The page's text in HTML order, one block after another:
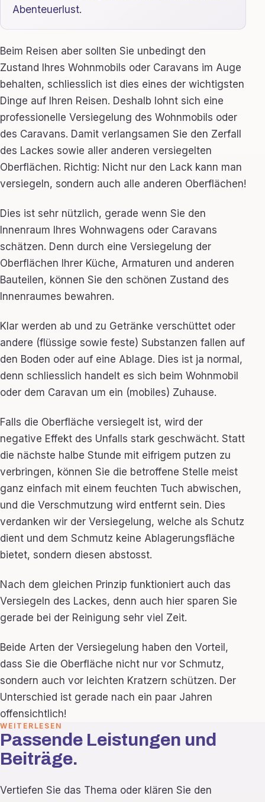
Abenteuerlust.
Beim Reisen aber sollten Sie unbedingt den
Zustand Ihres Wohnmobils oder Caravans im Auge
behalten, schliesslich ist dies eines der wichtigsten
Dinge auf Ihren Reisen. Deshalb lohnt sich eine
professionelle Versiegelung des Wohnmobils oder
des Caravans. Damit verlangsamen Sie den Zerfall
des Lackes sowie aller anderen versiegelten
Oberflächen. Richtig: Nicht nur den Lack kann man
versiegeln, sondern auch alle anderen Oberflächen!
Dies ist sehr nützlich, gerade wenn Sie den
Innenraum Ihres Wohnwagens oder Caravans
schätzen. Denn durch eine Versiegelung der
Oberflächen Ihrer Küche, Armaturen und anderen
Bauteilen, können Sie den schönen Zustand des
Innenraumes bewahren.
Klar werden ab und zu Getränke verschüttet oder
andere (flüssige sowie feste) Substanzen fallen auf
den Boden oder auf eine Ablage. Dies ist ja normal,
denn schliesslich handelt es sich beim Wohnmobil
oder dem Caravan um ein (mobiles) Zuhause.
Falls die Oberfläche versiegelt ist, wird der
negative Effekt des Unfalls stark geschwächt. Statt
die nächste halbe Stunde mit eifrigem putzen zu
verbringen, können Sie die betroffene Stelle meist
ganz einfach mit einem feuchten Tuch abwischen,
und die Verschmutzung wird entfernt sein. Dies
verdanken wir der Versiegelung, welche als Schutz
dient und dem Schmutz keine Ablagerungsfläche
bietet, sondern diesen abstosst.
Nach dem gleichen Prinzip funktioniert auch das
Versiegeln des Lackes, denn auch hier sparen Sie
gerade bei der Reinigung sehr viel Zeit.
Beide Arten der Versiegelung haben den Vorteil,
dass Sie die Oberfläche nicht nur vor Schmutz,
sondern auch vor leichten Kratzern schützen. Der
Unterschied ist gerade nach ein paar Jahren
offensichtlich!
WEITERLESEN
Passende Leistungen und
Beiträge.
Vertiefen Sie das Thema oder klären Sie den